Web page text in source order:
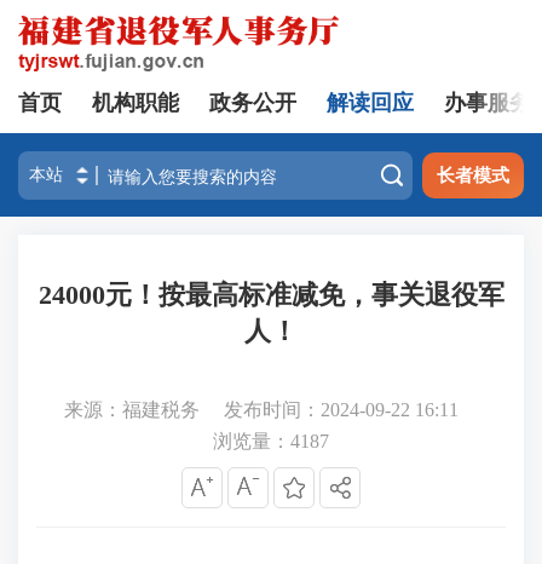
首页 机构职能 政务公开 解读回应 办事服务
 长者模式
24000元！按最高标准减免，事关退役军
人！
来源：福建税务
发布时间：2024-09-22 16:11
浏览量： 4187